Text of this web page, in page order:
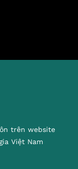
trên website
Việt Nam